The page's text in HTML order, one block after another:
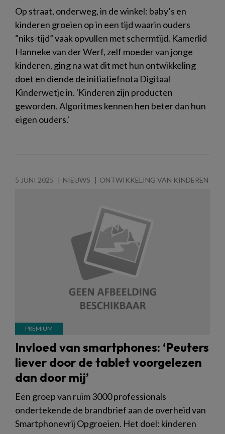
Op straat, onderweg, in de winkel: baby’s en
kinderen groeien op in een tijd waarin ouders
“niks-tijd” vaak opvullen met schermtijd. Kamerlid
Hanneke van der Werf, zelf moeder van jonge
kinderen, ging na wat dit met hun ontwikkeling
doet en diende de initiatiefnota Digitaal
Kinderwetje in. 'Kinderen zijn producten
geworden. Algoritmes kennen hen beter dan hun
eigen ouders.'
5 JUNI 2025 NIEUWS ONTWIKKELING VAN KINDEREN
Invloed van smartphones: ‘Peuters
liever door de tablet voorgelezen
dan door mij’
Een groep van ruim 3000 professionals
ondertekende de brandbrief aan de overheid van
Smartphonevrij Opgroeien. Het doel: kinderen